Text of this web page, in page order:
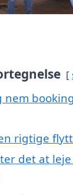
nem
rigtige
det at